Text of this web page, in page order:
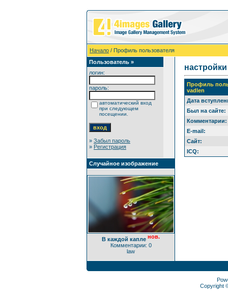
Начало / Профиль пользователя
Пользователь »
логин:
пароль:
автоматический вход
при следующем
посещении.
» Забыл пароль
» Регистрация
Случайное изображение
В каждой капле нов.
Комментарии: 0
law
настройки
Профиль
vadlen
Дата
Был на сайте:
Комментарии:
E-mail:
Сайт:
ICQ:
Copyright